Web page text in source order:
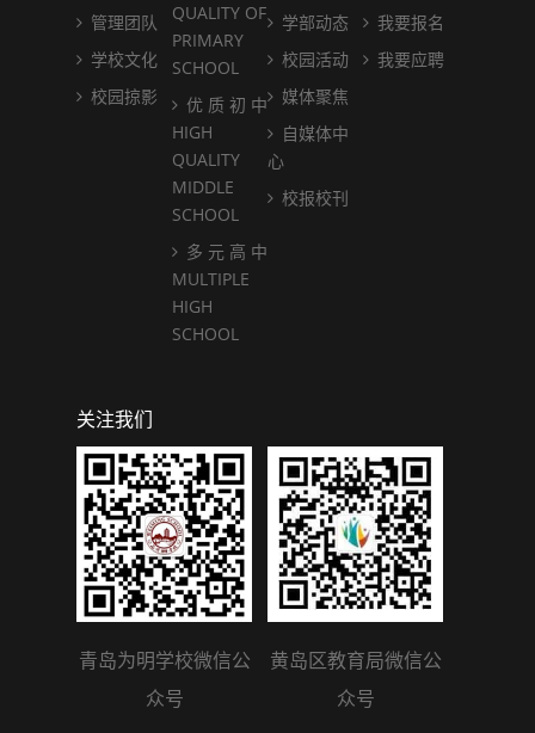
管理团队
学校文化
校园掠影
QUALITY OF
PRIMARY
SCHOOL
优 质 初 中
HIGH
QUALITY
MIDDLE
SCHOOL
多 元 高 中
MULTIPLE
HIGH
SCHOOL
学部动态
校园活动
媒体聚焦
自媒体中
心
校报校刊
我要报名
我要应聘
关注我们
青岛为明学校微信公
众号
黄岛区教育局微信公
众号